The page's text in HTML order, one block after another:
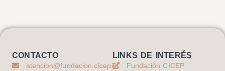
CONTACTO
atencion@fundacion.cicep.cl
LINKS DE INTERÉS
Fundación CICEP